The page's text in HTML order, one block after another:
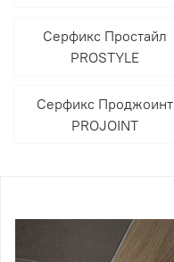
Серфикс Простайл
PROSTYLE
Серфикс Проджоинт
PROJOINT